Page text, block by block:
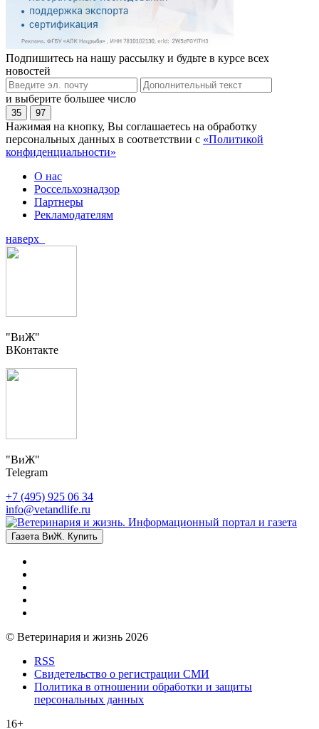
Подпишитесь на нашу рассылку и будьте в курсе всех
новостей
и выберите большее число
35 97
Нажимая на кнопку, Вы соглашаетесь на обработку
персональных данных в соответствии с «Политикой
конфиденциальности»
О нас
Россельхознадзор
Партнеры
Рекламодателям
наверх
"ВиЖ"
ВКонтакте
"ВиЖ"
Telegram
+7 (495) 925 06 34
info@vetandlife.ru
Газета ВиЖ. Купить
© Ветеринария и жизнь 2026
RSS
Свидетельство о регистрации СМИ
Политика в отношении обработки и защиты
персональных данных
16+